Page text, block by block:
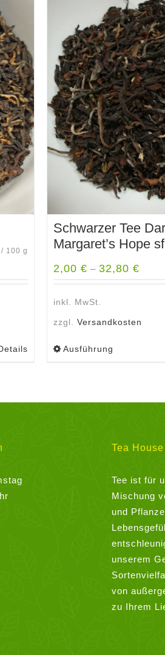
/ 100 g
Schwarzer Tee
Margaret’s Hope sf
2,00€ –32,80€
inkl. MwSt.
zzgl.Versandkosten
Ausführung
Die
können
auf
der
gewählt
werden
Tea
Tee ist für
Mischung
und
unserem
von
zu Ihrem